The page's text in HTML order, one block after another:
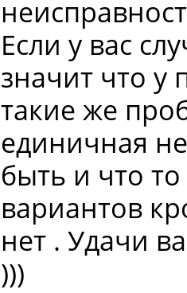
Если у вас
значит что
такие же
единичная
быть и что
вариантов
нет . Удачи
)))